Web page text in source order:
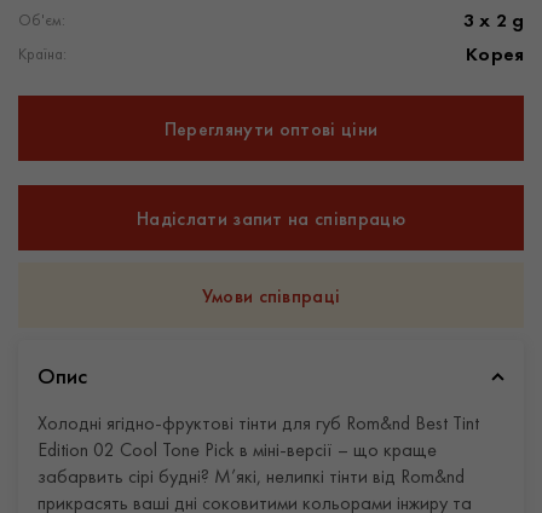
Об'єм: 3 х 2 g
Країна: Корея
Переглянути оптові ціни
Надіслати запит на співпрацю
Умови співпраці
Опис
Холодні ягідно-фруктові тінти для губ Rom&nd Best Tint
Edition 02 Cool Tone Pick в міні-версії – що краще
забарвить сірі будні? М’які, нелипкі тінти від Rom&nd
прикрасять ваші дні соковитими кольорами інжиру та